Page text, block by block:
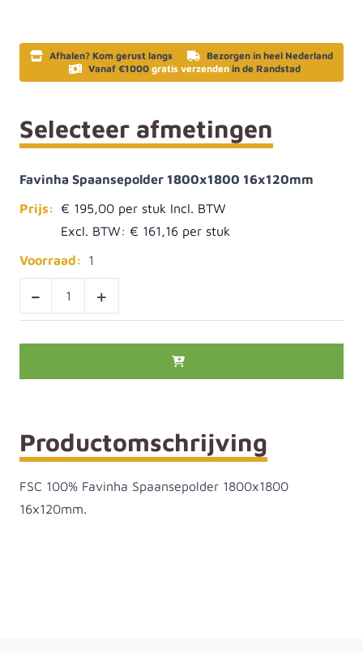
Afhalen? Kom gerust langs
Bezorgen in heel Nederland
Vanaf €1000 gratis verzenden in de Randstad
Selecteer afmetingen
Favinha Spaansepolder 1800x1800 16x120mm
Prijs: € 195,00
Excl. BTW: € 161,16
Voorraad:
1
- +
Productomschrijving
FSC 100% Favinha Spaansepolder 1800x1800
16x120mm.